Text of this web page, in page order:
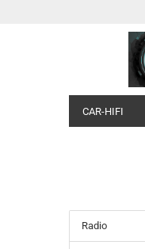
CAR-HIFI
Radio